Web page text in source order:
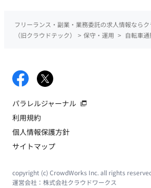
フリーランス・副業・業務委託の求人情報なら
（旧クラウドテック）
> 保守・運用 > 自転車
パラレルジャーナル
利用規約
個人情報保護方針
サイトマップ
copyright (c) CrowdWorks Inc. all rights
運営会社： 株式会社クラウドワークス